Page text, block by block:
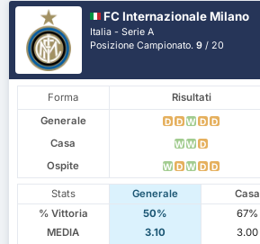
FC Internazionale Milano
Italia - Serie A
Posizione Campionato.9 / 20
Forma Risultati
Generale
D D W D D
Casa W W D
Ospite W D W D D
Stats Generale Casa
% Vittoria
50% 67%
MEDIA
3.10 3.00